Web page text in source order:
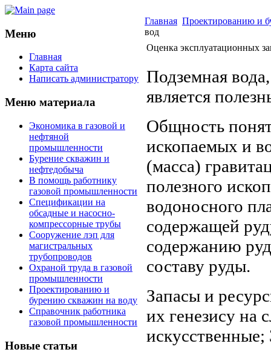
Меню
Главная
Карта сайта
Написать администратору
Меню материала
Экономика в газовой и
нефтяной
промышленности
Бурение скважин и
нефтедобыча
В помощь работнику
газовой промышленности
Спецификации на
обсадные и насосно-
компрессорные трубы
Сооружение лэп для
магистральных
трубопроводов
Охраной труда в газовой
промышленности
Проектированию и
бурению скважин на воду
Справочник работника
газовой промышленности
Новые статьи
Главная Проектированию и
вод
Оценка эксплуатационных
Подземная
является
Общность
ископаемых и
(масса)
полезного
водоносного
содержащей
содержанию
составу руды.
Запасы и
их генезису на